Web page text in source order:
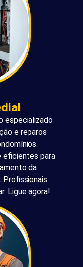
especializado
e reparos
eficientes para
da
Ligue agora!